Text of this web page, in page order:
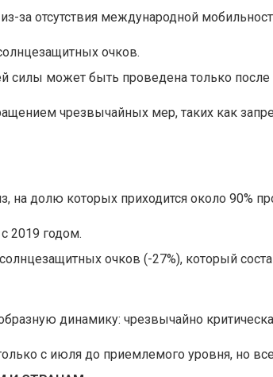
за отсутствия международной
очков.
силы может быть проведена только
чрезвычайных мер, таких как
на долю которых приходится около 90%
2019 годом.
очков (-27%), который
динамику: чрезвычайно
с июля до приемлемого уровня, но